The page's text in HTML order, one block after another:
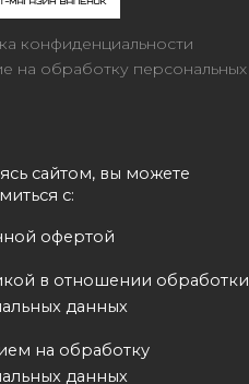
конфиденциальности
на обработку персональных
сайтом, вы можете
с:
офертой
в отношении обработки
данных
на обработку
данных